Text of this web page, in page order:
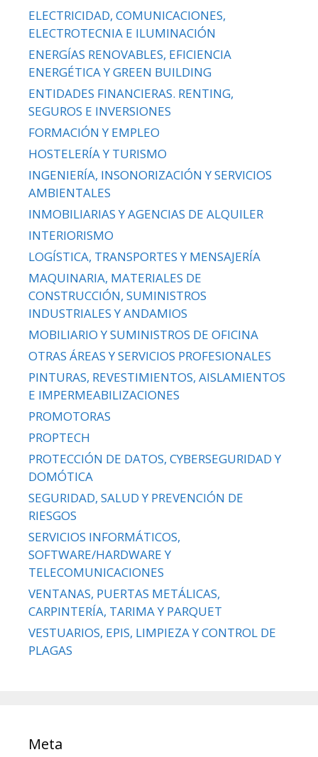
ELECTRICIDAD, COMUNICACIONES,
ELECTROTECNIA E ILUMINACIÓN
ENERGÍAS RENOVABLES, EFICIENCIA
ENERGÉTICA Y GREEN BUILDING
ENTIDADES FINANCIERAS. RENTING,
SEGUROS E INVERSIONES
FORMACIÓN Y EMPLEO
HOSTELERÍA Y TURISMO
INGENIERÍA, INSONORIZACIÓN Y SERVICIOS
AMBIENTALES
INMOBILIARIAS Y AGENCIAS DE ALQUILER
INTERIORISMO
LOGÍSTICA, TRANSPORTES Y MENSAJERÍA
MAQUINARIA, MATERIALES DE
CONSTRUCCIÓN, SUMINISTROS
INDUSTRIALES Y ANDAMIOS
MOBILIARIO Y SUMINISTROS DE OFICINA
OTRAS ÁREAS Y SERVICIOS PROFESIONALES
PINTURAS, REVESTIMIENTOS, AISLAMIENTOS
E IMPERMEABILIZACIONES
PROMOTORAS
PROPTECH
PROTECCIÓN DE DATOS, CYBERSEGURIDAD Y
DOMÓTICA
SEGURIDAD, SALUD Y PREVENCIÓN DE
RIESGOS
SERVICIOS INFORMÁTICOS,
SOFTWARE/HARDWARE Y
TELECOMUNICACIONES
VENTANAS, PUERTAS METÁLICAS,
CARPINTERÍA, TARIMA Y PARQUET
VESTUARIOS, EPIS, LIMPIEZA Y CONTROL DE
PLAGAS
Meta